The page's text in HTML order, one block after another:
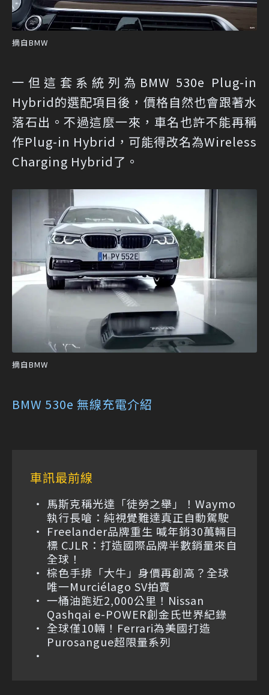
摘自BMW
一但這套系統列為BMW 530e Plug-in
Hybrid的選配項目後，價格自然也會跟著水
落石出。不過這麼一來，車名也許不能再稱
作Plug-in Hybrid，可能得改名為Wireless
Charging Hybrid了。
摘自BMW
BMW 530e 無線充電介紹
車訊最前線
馬斯克稱光達「徒勞之舉」！Waymo
執行長嗆：純視覺難達真正自動駕駛
Freelander品牌重生 喊年銷30萬輛目
標 CJLR：打造國際品牌半數銷量來自
全球！
棕色手排「大牛」身價再創高？全球
唯一Murciélago SV拍賣
一桶油跑近2,000公里！Nissan
Qashqai e-POWER創金氏世界紀錄
全球僅10輛！Ferrari為美國打造
Purosangue超限量系列